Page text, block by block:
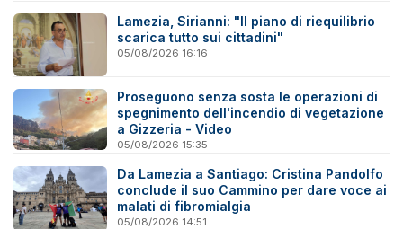
Lamezia, Sirianni: "Il piano di riequilibrio
scarica tutto sui cittadini"
05/08/2026 16:16
Proseguono senza sosta le operazioni di
spegnimento dell'incendio di vegetazione
a Gizzeria - Video
05/08/2026 15:35
Da Lamezia a Santiago: Cristina Pandolfo
conclude il suo Cammino per dare voce ai
malati di fibromialgia
05/08/2026 14:51